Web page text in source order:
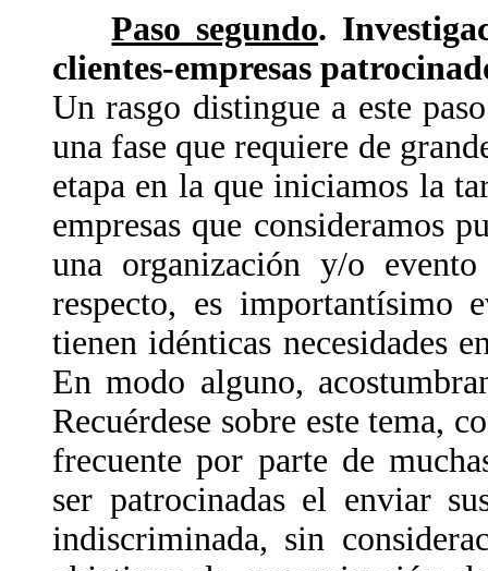
Paso segundo.
clientes-empresas
Un rasgo distingue a este
una fase que requiere de
etapa en la que iniciamos la
empresas que consideramos
una organización y/o
respecto, es importantísimo
tienen idénticas necesidades
En modo alguno,
Recuérdese sobre este tema,
frecuente por parte de
ser patrocinadas el enviar
indiscriminada, sin